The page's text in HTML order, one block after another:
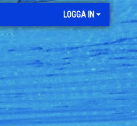
LOGGA IN